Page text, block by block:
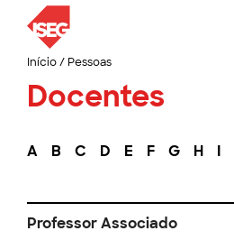
Início/ Pessoas
Docentes
A B C D E F G H I
Professor Associado